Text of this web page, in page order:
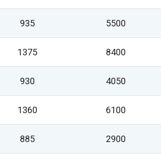
935 5500
1375 8400
930 4050
1360 6100
885 2900